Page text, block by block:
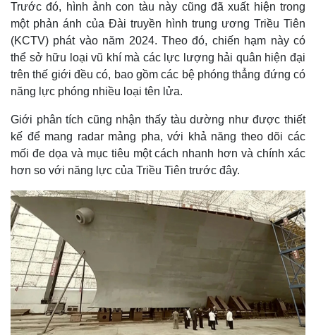
Trước đó, hình ảnh con tàu này cũng đã xuất hiện trong
một phản ánh của Đài truyền hình trung ương Triều Tiên
(KCTV) phát vào năm 2024. Theo đó, chiến hạm này có
thể sở hữu loại vũ khí mà các lực lượng hải quân hiện đại
trên thế giới đều có, bao gồm các bệ phóng thẳng đứng có
năng lực phóng nhiều loại tên lửa.
Giới phân tích cũng nhận thấy tàu dường như được thiết
kế để mang radar mảng pha, với khả năng theo dõi các
mối đe dọa và mục tiêu một cách nhanh hơn và chính xác
hơn so với năng lực của Triều Tiên trước đây.